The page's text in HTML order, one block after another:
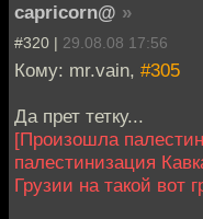
capricorn@ »
#320 | 29.08.08 17:56
Кому: mr.vain, #305
Да прет тетку...
[Произошла
палестинизация
Грузии на такой вот